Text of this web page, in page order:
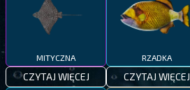
MITYCZNA
CZYTAJ WIĘCEJ
RZADKA
CZYTAJ WIĘCEJ